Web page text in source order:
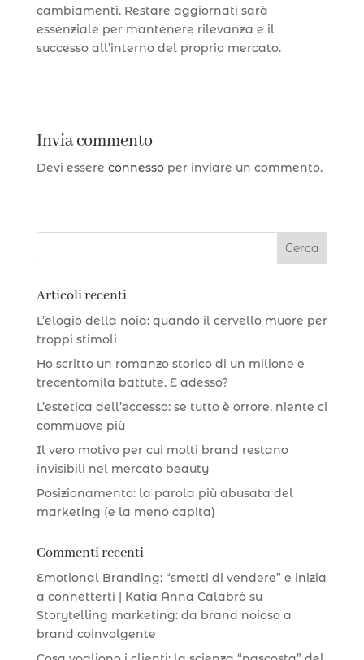
cambiamenti. Restare aggiornati sarà
essenziale per mantenere rilevanza e il
successo all’interno del proprio mercato.
Invia commento
Devi essere connessoper inviare un commento.
Articoli recenti
L’elogio della noia: quando il cervello muore per
troppi stimoli
Ho scritto un romanzo storico di un milione e
trecentomila battute. E adesso?
L’estetica dell’eccesso: se tutto è orrore, niente ci
commuove più
Il vero motivo per cui molti brand restano
invisibili nel mercato beauty
Posizionamento: la parola più abusata del
marketing (e la meno capita)
Commenti recenti
Emotional Branding: “smetti di vendere” e inizia
a connetterti | Katia Anna Calabròsu
Storytelling marketing: da brand noioso a
brand coinvolgente